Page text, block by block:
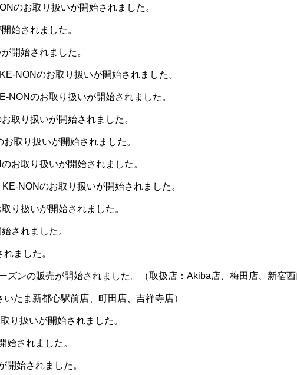
のお取り扱いが開始されました。
始されました。
開始されました。
NONのお取り扱いが開始されました。
NONのお取り扱いが開始されました。
取り扱いが開始されました。
取り扱いが開始されました。
お取り扱いが開始されました。
NONのお取り扱いが開始されました。
り扱いが開始されました。
されました。
ました。
ズンの販売が開始されました。（取扱店：Akiba店、梅田店、新宿
たま新都心駅前店、町田店、吉祥寺店）
り扱いが開始されました。
始されました。
開始されました。